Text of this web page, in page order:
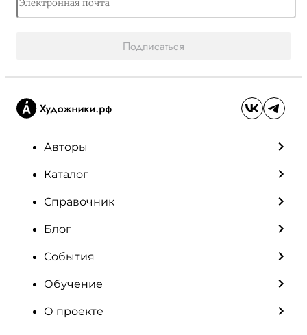
Подписаться
Авторы
Каталог
Справочник
Блог
События
Обучение
О проекте